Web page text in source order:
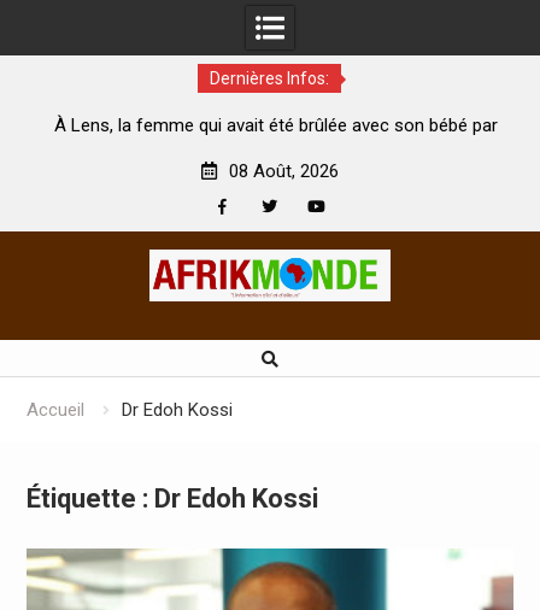
Dernières Infos:
été brûlée avec son bébé par
Coopération: Le ministre
08 Août, 2026
Accueil Dr Edoh Kossi
Étiquette : Dr Edoh Kossi